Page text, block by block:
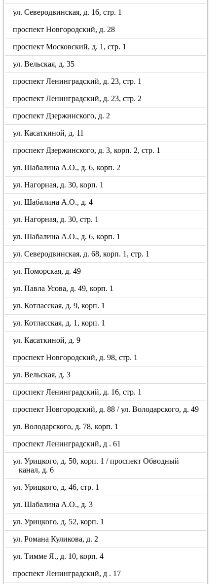
ул. Северодвинская, д. 16, стр. 1
проспект Новгородский, д. 28
проспект Московский, д. 1, стр. 1
ул. Вельская, д. 35
проспект Ленинградский, д. 23, стр. 1
проспект Ленинградский, д. 23, стр. 2
проспект Дзержинского, д. 2
ул. Касаткиной, д. 11
проспект Дзержинского, д. 3, корп. 2, стр. 1
ул. Шабалина А.О., д. 6, корп. 2
ул. Нагорная, д. 30, корп. 1
ул. Шабалина А.О., д. 4
ул. Нагорная, д. 30, стр. 1
ул. Шабалина А.О., д. 6, корп. 1
ул. Северодвинская, д. 68, корп. 1, стр. 1
ул. Поморская, д. 49
ул. Павла Усова, д. 49, корп. 1
ул. Котласская, д. 9, корп. 1
ул. Котласская, д. 1, корп. 1
ул. Касаткиной, д. 9
проспект Новгородский, д. 98, стр. 1
ул. Вельская, д. 3
проспект Ленинградский, д. 16, стр. 1
проспект Новгородский, д. 88 / ул. Володарского, д. 49
ул. Володарского, д. 78, корп. 1
проспект Ленинградский, д . 61
ул. Урицкого, д. 50, корп. 1 / проспект Обводный
канал, д. 6
ул. Урицкого, д. 46, стр. 1
ул. Шабалина А.О., д. 3
ул. Урицкого, д. 52, корп. 1
ул. Романа Куликова, д. 2
ул. Тимме Я., д. 10, корп. 4
проспект Ленинградский, д . 17